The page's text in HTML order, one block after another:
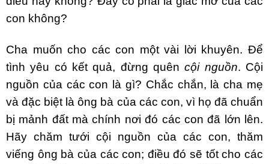
con không?
Cha muốn cho các con một vài lời khuyên. Để
tình yêu có kết quả, đừng quêncội nguồn. Cội
nguồn của các con là gì? Chắc chắn, là cha mẹ
và đặc biệt là ông bà của các con, vì họ đã chuẩn
bị mảnh đất mà chính nơi đó các con đã lớn lên.
Hãy chăm tưới cội nguồn của các con, thăm
viếng ông bà của các con; điều đó sẽ tốt cho các